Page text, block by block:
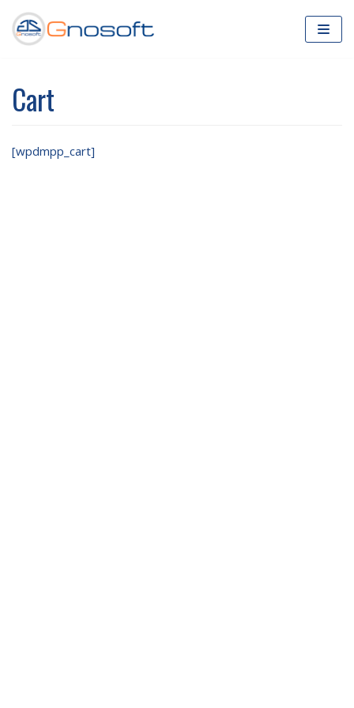
Saltar
al
Cart
[wpdmpp_cart]